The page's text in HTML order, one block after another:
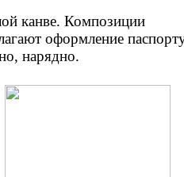
канве. Композиции
оформление
нарядно.